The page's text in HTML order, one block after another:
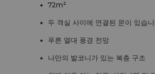
72m²
두 객실 사이에 연결된 문이 있습
푸른 열대 풍경 전망
나만의 발코니가 있는 복층 구조